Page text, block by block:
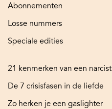
Abonnementen
Losse nummers
Speciale edities
21 kenmerken van een narcist
De 7 crisisfasen in de liefde
Zo herken je een gaslighter